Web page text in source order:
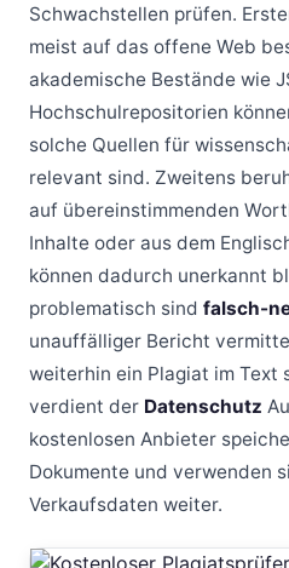
Schwachstellen prüfen.
meist auf das offene Web
akademische Bestände wie
Hochschulrepositorien
solche Quellen für
relevant sind. Zweitens
auf übereinstimmenden
Inhalte oder aus dem
können dadurch unerkannt
problematisch sind falsch-
unauffälliger Bericht
weiterhin ein Plagiat im Text
verdient der Datenschutz
kostenlosen Anbieter
Dokumente und verwenden
Verkaufsdaten weiter.